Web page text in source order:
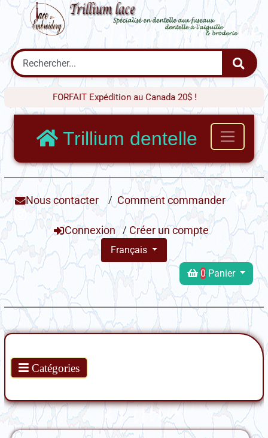
FORFAIT Expédition au Canada 20$ !
Trillium dentelle
Nous contacter / Comment commander
Connexion / Créer un compte
Français
0 Panier
Catégories